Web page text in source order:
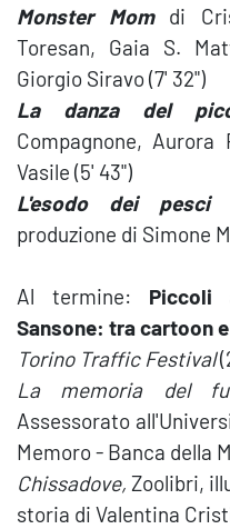
Monster Mom
di
Toresan, Gaia S.
Giorgio Siravo (7' 32")
La danza del
Compagnone,
Vasile (5' 43")
L'esodo dei pesci
produzione di Simone
Al termine: Piccoli
Sansone: tra cartoon
Torino Traffic Festival
La memoria del
Assessorato
Memoro - Banca della
Chissadove, Zoolibri,
storia di Valentina